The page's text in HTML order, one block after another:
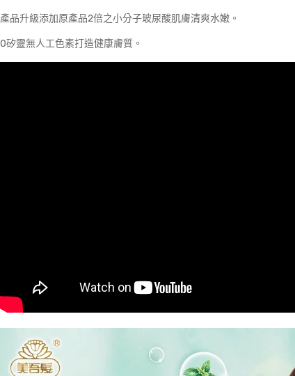
產品升級添加原產品2倍之小分子玻尿酸肌膚清爽水嫩。
0矽靈無人工色素打造健康膚質。